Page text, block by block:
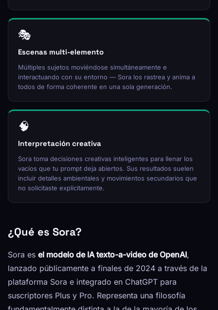
🎭
Escenas multi-elemento
Múltiples sujetos moviéndose simultáneamente e
interactuando con su entorno — Sora los rastrea y anima a
todos de forma coherente en una sola generación.
🧠
Interpretación creativa
Sora toma decisiones creativas inteligentes para llenar los
vacíos que tu prompt deja abiertos. Sus resultados suelen
incluir detalles ambientales y movimientos secundarios que
no solicitaste explícitamente.
¿Qué es Sora?
Sora es el modelo de IA texto-a-video de OpenAI,
lanzado públicamente a finales de 2024 a través de la
plataforma Sora e integrado en ChatGPT para
suscriptores Plus y Pro. Representa una filosofía